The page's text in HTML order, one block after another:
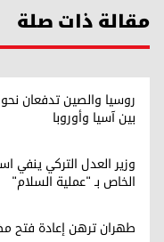
مقالة ذات صلة
روسيا والصين تدفعان
بين آسيا وأوروبا
وزير العدل التركي ينفي
الخاص بـ "عملية السلام"
طهران ترهن إعادة فتح